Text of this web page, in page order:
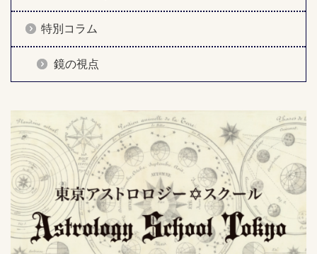
特別コラム
鏡の視点